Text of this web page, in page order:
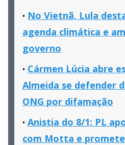
No Vietnã, Lula
agenda climática e
governo
Cármen Lúcia abre
Almeida se defender
ONG por difamação
Anistia do 8/1: PL
com Motta e